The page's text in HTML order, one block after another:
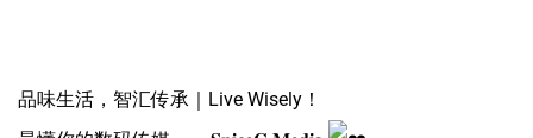
品味生活，智汇传承｜Live Wisely！